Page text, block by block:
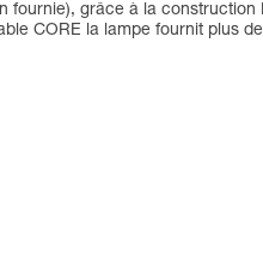
grâce à la construction
CORE la lampe fournit plus